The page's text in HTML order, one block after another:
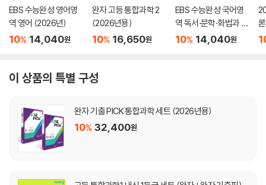
EBS 수능완성 영어영
역 영어 (2026년)
10% 14,040원
완자 고등 통합과학 2
(2026년용)
10% 16,650원
EBS 수능완성 국어영
역 독서·문학·화법과 작
문 (2026년)
10% 14,040원
(
이 상품의 특별 구성
완자 기출 PICK 통합과학 세트 (2026년용)
10% 32,400원